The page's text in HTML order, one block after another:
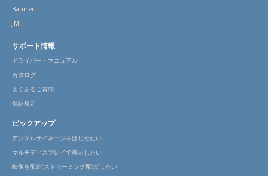
Baumer
JM
サポート情報
ドライバー・マニュアル
カタログ
よくあるご質問
保証規定
ピックアップ
デジタルサイネージをはじめたい
マルチディスプレイで表示したい
映像を配信(ストリーミング配信)したい